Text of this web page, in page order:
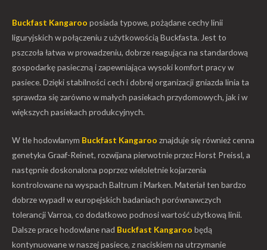
Buckfast Kangaroo posiada typowe, pożądane cechy linii
liguryjskich w połączeniu z użytkowością Buckfasta. Jest to
pszczoła łatwa w prowadzeniu, dobrze reagująca na standardową
gospodarkę pasieczną i zapewniająca wysoki komfort pracy w
pasiece. Dzięki stabilności cech i dobrej organizacji gniazda linia ta
sprawdza się zarówno w małych pasiekach przydomowych, jak i w
większych pasiekach produkcyjnych.
W tle hodowlanym Buckfast Kangaroo znajduje się również cenna
genetyka Graaf-Reinet, rozwijana pierwotnie przezHorst Preissl, a
następnie doskonalona poprzez wieloletnie kojarzenia
kontrolowane na wyspach Baltrum i Marken. Materiał ten bardzo
dobrze wypadł w europejskich badaniach porównawczych
tolerancji Varroa, co dodatkowo podnosi wartość użytkową linii.
Dalsze prace hodowlane nad Buckfast Kangaroo będą
kontynuowane w naszej pasiece, z naciskiem na utrzymanie